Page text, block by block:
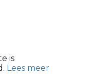
is
Lees meer